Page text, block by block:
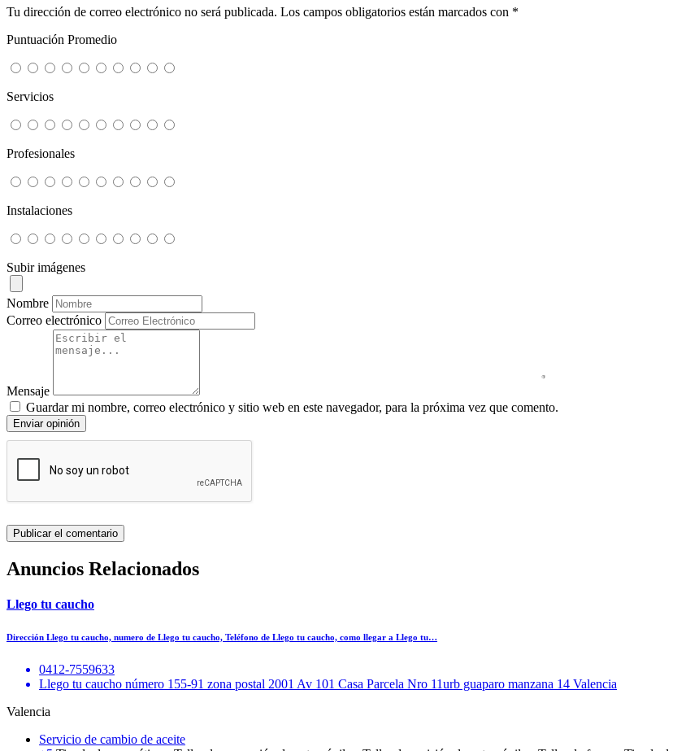
Tu dirección de correo electrónico no será publicada. Los campos obligatorios están marcados con *
Puntuación Promedio
Servicios
Profesionales
Instalaciones
Subir imágenes
Nombre
Correo electrónico
Mensaje
Guardar mi nombre, correo electrónico y sitio web en este navegador, para la próxima vez que comento.
Enviar opinión
Anuncios Relacionados
Llego tu caucho
Dirección Llego tu caucho, numero de Llego tu caucho, Teléfono de Llego tu caucho, como llegar a Llego tu…
0412-7559633
Llego tu caucho número 155-91 zona postal 2001 Av 101 Casa Parcela Nro 11urb guaparo manzana 14 Valencia
Valencia
Servicio de cambio de aceite